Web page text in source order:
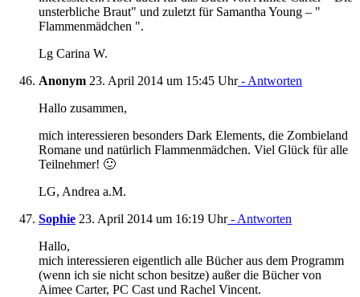
unsterbliche Braut" und zuletzt für Samantha Young – "
Flammenmädchen ".
Lg Carina W.
Anonym 23. April 2014 um 15:45 Uhr- Antworten
Hallo zusammen,
mich interessieren besonders Dark Elements, die Zombieland
Romane und natürlich Flammenmädchen. Viel Glück für alle
Teilnehmer! 🙂
LG, Andrea a.M.
Sophie 23. April 2014 um 16:19 Uhr- Antworten
Hallo,
mich interessieren eigentlich alle Bücher aus dem Programm
(wenn ich sie nicht schon besitze) außer die Bücher von
Aimee Carter, PC Cast und Rachel Vincent.